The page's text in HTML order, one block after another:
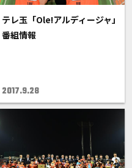
テレ玉「Ole!アルディージャ」
番組情報
2017.9.28